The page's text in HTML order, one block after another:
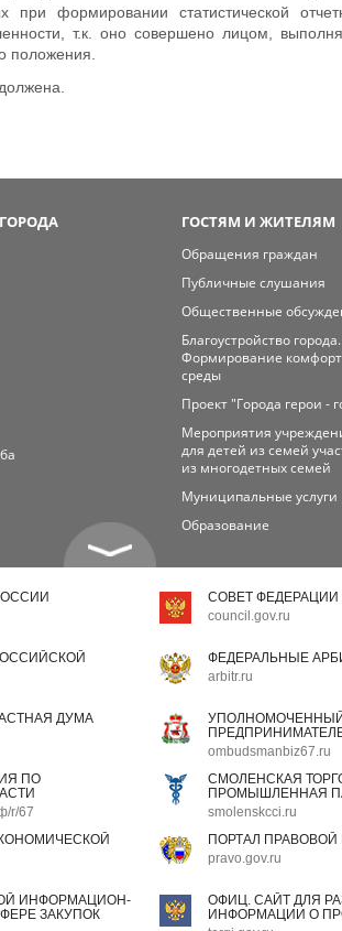
при формировании статистической
т.к. оно совершено лицом,
положения.
ГОСТЯМ И ЖИТЕЛЯМ
Обращения граждан
Публичные слушания
Общественные
Благоустройство города.
Формирование
среды
Проект "Города герои -
Мероприятия
для детей из семей
из многодетных семей
Муниципальные услуги
Образование
СОВЕТ ФЕДЕРАЦИИ
council.gov.ru
ФЕДЕРАЛЬНЫЕ
arbitr.ru
ДУМА
ombudsmanbiz67.ru
ПО
r/67
СМОЛЕНСКАЯ
ПРОМЫШЛЕННАЯ
smolenskcci.ru
ПОРТАЛ
pravo.gov.ru
ИНФОРМАЦИОН-
ЗАКУПОК
ОФИЦ. САЙТ ДЛЯ
ИНФОРМАЦИИ О